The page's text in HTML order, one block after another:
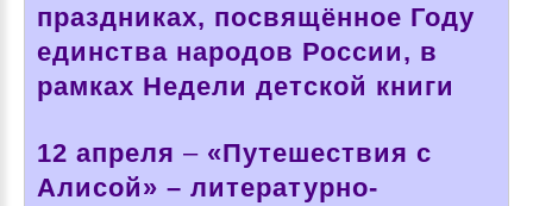
праздниках, посвящённое Году
единства народов России, в
рамках Недели детской книги
12 апреля – «Путешествия с
Алисой» – литературно-